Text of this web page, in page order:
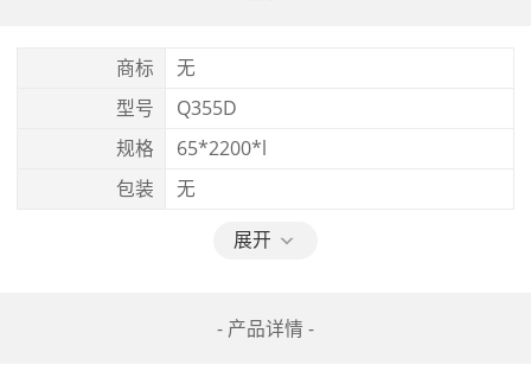
商标
无
型号
Q355D
规格
65*2200*l
包装
无
展开
- 产品详情 -